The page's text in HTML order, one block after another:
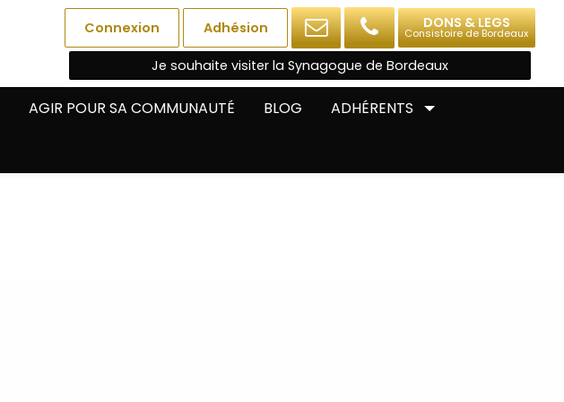
Connexion Adhésion DONS & LEGS
Consistoire de Bordeaux
Je souhaite visiter la Synagogue de Bordeaux
AGIR POUR SA COMMUNAUTÉ BLOG ADHÉRENTS